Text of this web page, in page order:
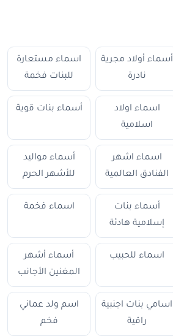
أسماء أولاد مجرية
نادرة
اسماء مستعارة
للبنات فخمة
اسماء اولاد
اسلامية
أسماء بنات قوية
اسماء اشهر
الفنادق العالمية
أسماء مواليد
للأشهر الحرم
أسماء بنات
إسلامية هادئة
اسماء فخمة
اسماء للحبيب
أسماء أشهر
المغنين الأجانب
اسامي بنات اجنبية
راقية
اسم ولد عماني
فخم